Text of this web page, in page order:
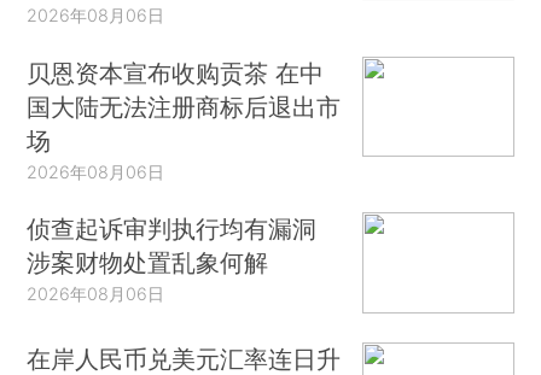
2026年08月06日
贝恩资本宣布收购贡茶 在中
国大陆无法注册商标后退出市
场
2026年08月06日
侦查起诉审判执行均有漏洞
涉案财物处置乱象何解
2026年08月06日
在岸人民币兑美元汇率连日升